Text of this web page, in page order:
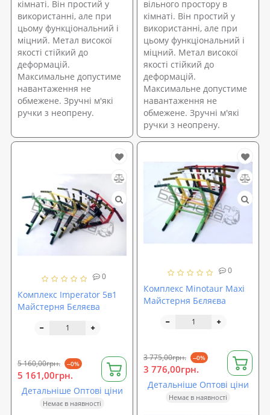
кімнаті. Він простий у
використанні, але при
цьому функціональний і
міцний. Метал високої
якості стійкий до
деформацій.
Максимальне допустиме
навантаження не
обмежене. Зручні м'які
ручки з неопрену.
вільного простору в
кімнаті. Він простий у
використанні, але при
цьому функціональний і
міцний. Метал високої
якості стійкий до
деформацій.
Максимальне допустиме
навантаження не
обмежене. Зручні м'які
ручки з неопрену.
0
Комплекс Imperator 5в1
Майстерня Бєляєва
5 160,00грн. --0%
5 161,00грн.
Детальніше Оптові ціни
Немає в наявності
0
Комплекс Minotaur Maxi
Майстерня Бєляєва
3 775,00грн. --0%
3 776,00грн.
Детальніше Оптові ціни
Немає в наявності